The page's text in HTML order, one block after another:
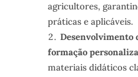
agricultores,
práticas e aplicáveis.
Desenvolvimento
formação
materiais didáticos